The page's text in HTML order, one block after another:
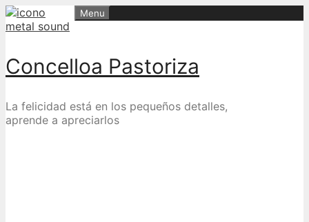
Skip
to
Concelloa Pastoriza
La felicidad está en los pequeños detalles,
aprende a apreciarlos
Menu